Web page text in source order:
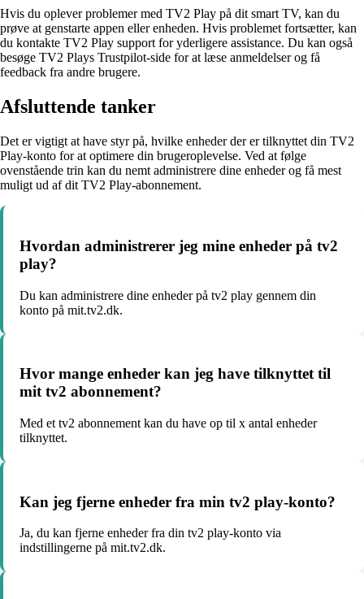
Hvis du oplever problemer med TV2 Play på dit smart TV, kan du
prøve at genstarte appen eller enheden. Hvis problemet fortsætter, kan
du kontakte TV2 Play support for yderligere assistance. Du kan også
besøge TV2 Plays Trustpilot-side for at læse anmeldelser og få
feedback fra andre brugere.
Afsluttende tanker
Det er vigtigt at have styr på, hvilke enheder der er tilknyttet din TV2
Play-konto for at optimere din brugeroplevelse. Ved at følge
ovenstående trin kan du nemt administrere dine enheder og få mest
muligt ud af dit TV2 Play-abonnement.
Hvordan administrerer jeg mine enheder på tv2
play?
Du kan administrere dine enheder på tv2 play gennem din
konto på mit.tv2.dk.
Hvor mange enheder kan jeg have tilknyttet til
mit tv2 abonnement?
Med et tv2 abonnement kan du have op til x antal enheder
tilknyttet.
Kan jeg fjerne enheder fra min tv2 play-konto?
Ja, du kan fjerne enheder fra din tv2 play-konto via
indstillingerne på mit.tv2.dk.